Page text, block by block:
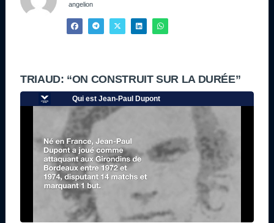
angelion
TRIAUD: “ON CONSTRUIT SUR LA DURÉE”